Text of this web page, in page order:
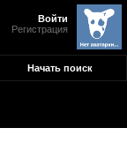
Войти
Регистрация